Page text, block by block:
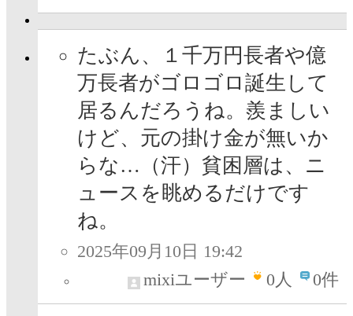
たぶん、１千万円長者や億
万長者がゴロゴロ誕生して
居るんだろうね。羨ましい
けど、元の掛け金が無いか
らな…（汗）貧困層は、ニ
ュースを眺めるだけです
ね。
2025年09月10日 19:42
mixiユーザー
0人 0件